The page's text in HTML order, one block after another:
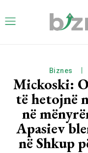
Biznes
Mickoski:
të hetojnë
në
Apasiev
në Shkup